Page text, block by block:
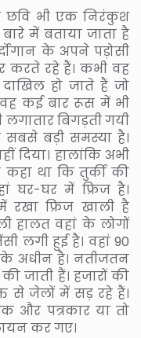
भी एक निरंकुश
में बताया जाता है
के अपने पड़ोसी
करते रहे हैं। कभी वह
हो जाते हैं जो
वह कई बार रूस में भी
बिगड़ती गयी
सबसे बड़ी समस्या है।
दिया। हालांकि अभी
कहा था कि तुर्की की
घर-घर में फ्रिज है।
फ्रिज खाली है
हालत वहां के लोगों
लगी हुई है। वहां 90
के अधीन है। नतीजतन
जाती हैं। हजारों की
से जेलों में सड़ रहे हैं।
और पत्रकार या तो
कर गए।